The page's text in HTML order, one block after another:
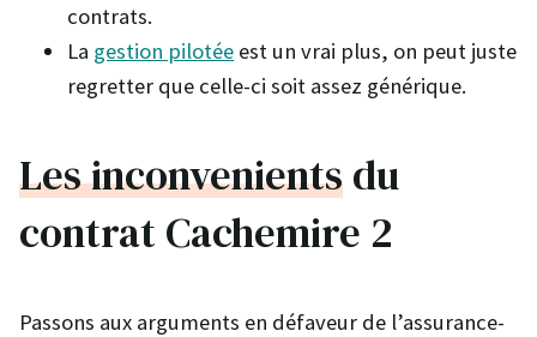
contrats.
La gestion pilotée est un vrai plus, on peut juste
regretter que celle-ci soit assez générique.
Les inconvenientsdu
contrat Cachemire 2
Passons aux arguments en défaveur de l’assurance-